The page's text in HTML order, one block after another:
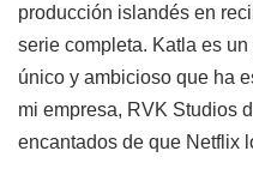
producción islandés en
serie completa. Katla es
único y ambicioso que ha
mi empresa, RVK Studios
encantados de que Netflix